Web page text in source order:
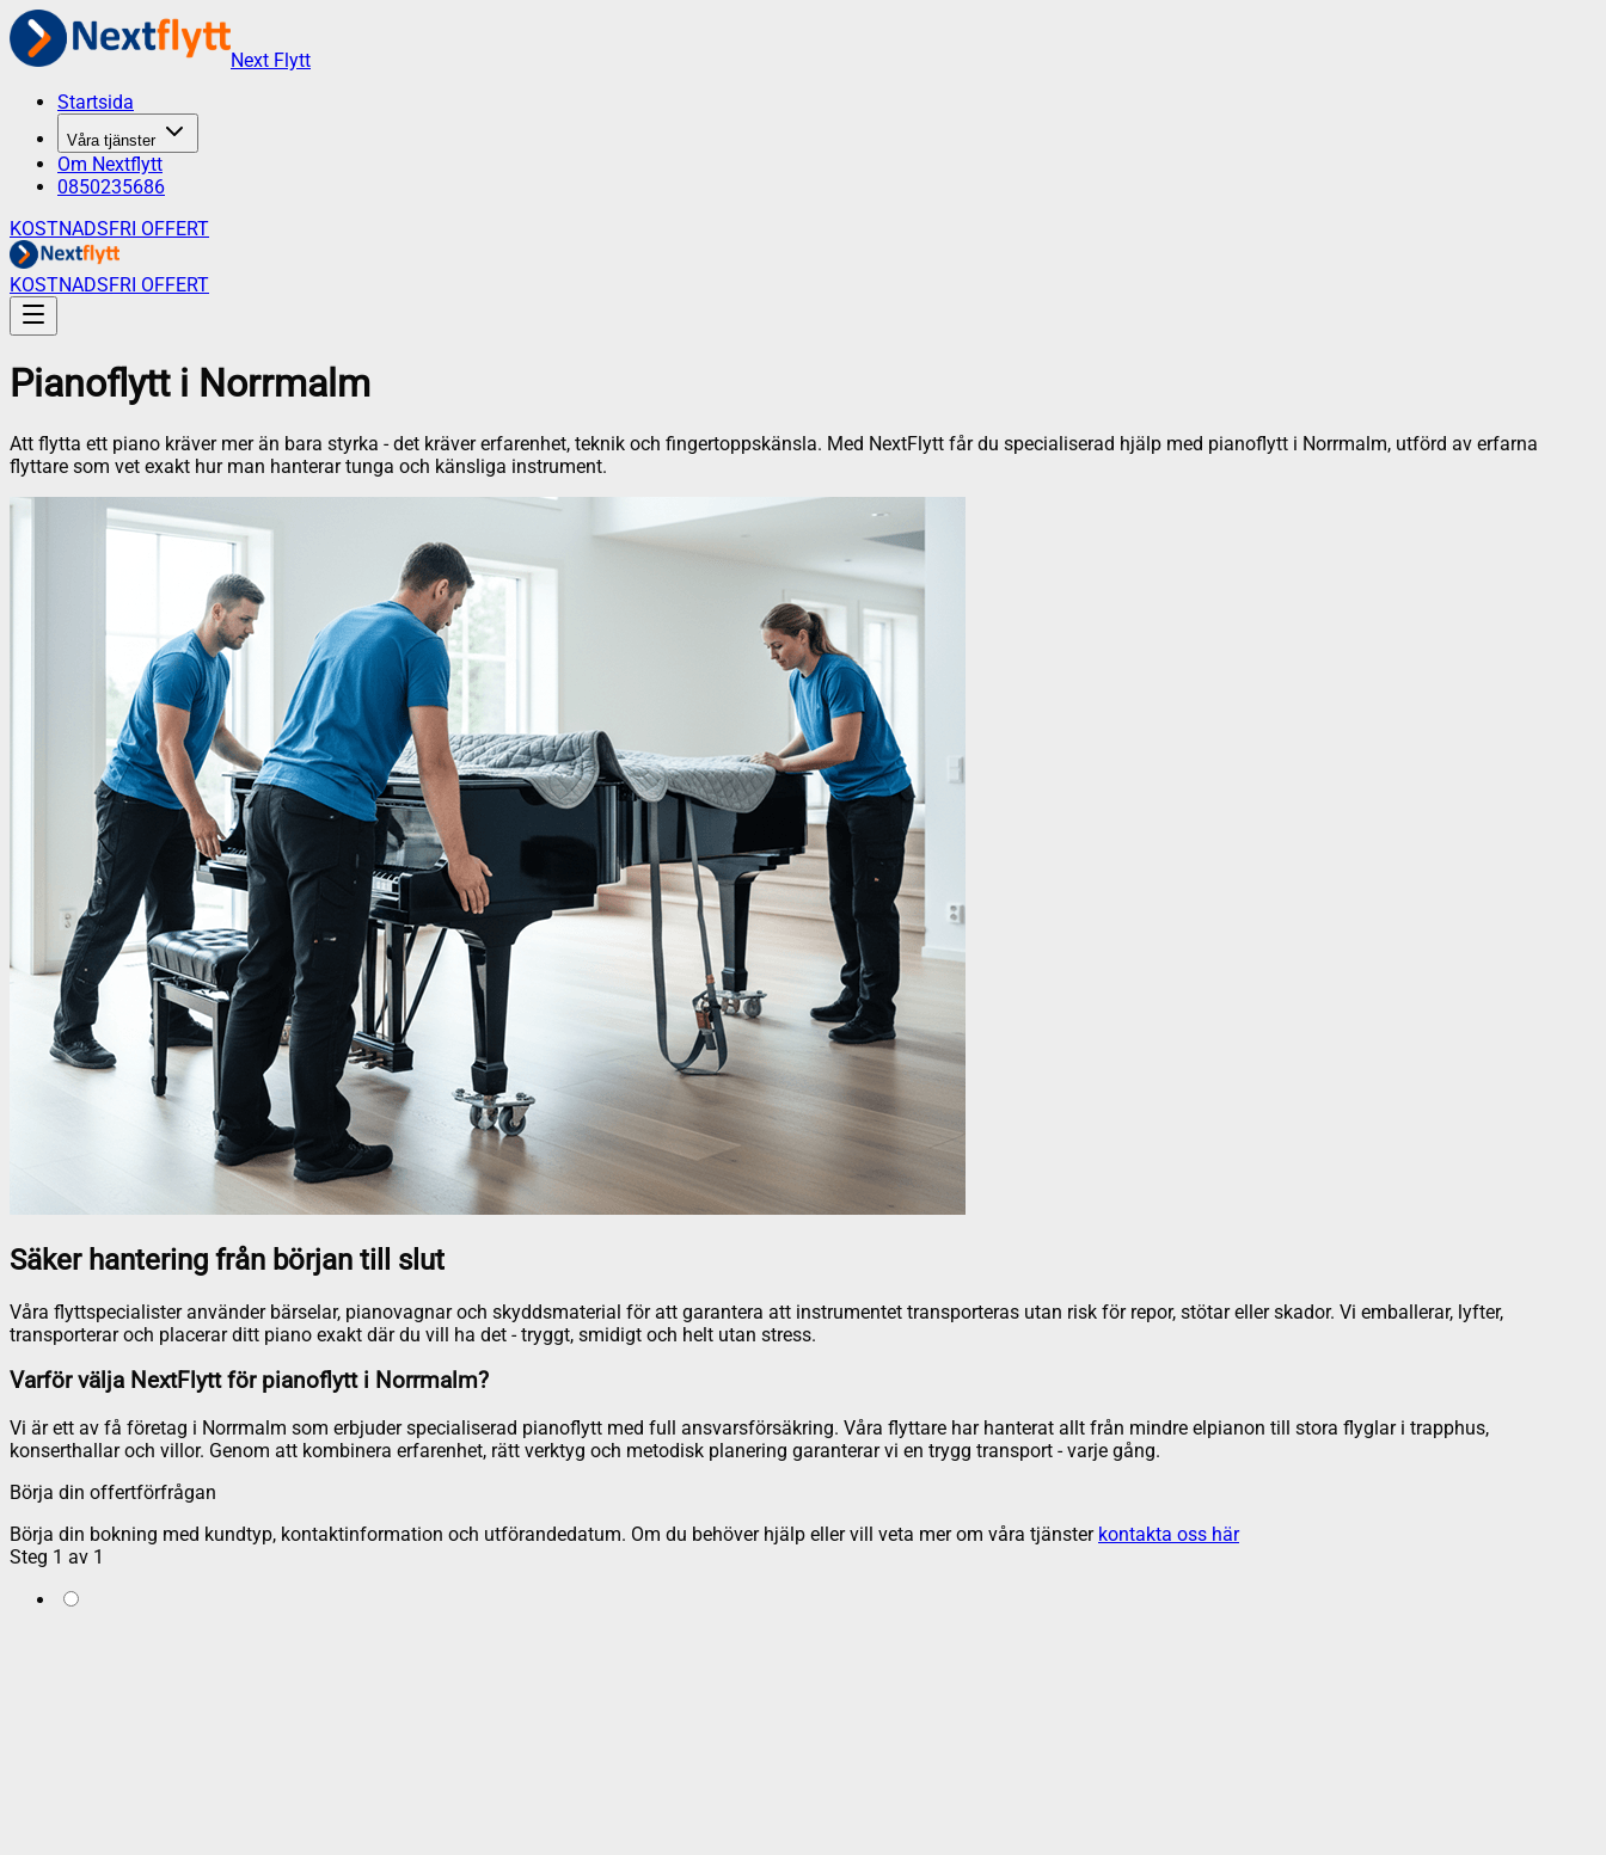
Next Flytt
Startsida
Våra tjänster
Om Nextflytt
0850235686
KOSTNADSFRI OFFERT
KOSTNADSFRI OFFERT
Pianoflytt i Norrmalm
Att flytta ett piano kräver mer än bara styrka - det kräver erfarenhet, teknik och fingertoppskänsla. Med NextFlytt får du specialiserad hjälp med pianoflytt i Norrmalm, utförd av erfarna
flyttare som vet exakt hur man hanterar tunga och känsliga instrument.
Säker hantering från början till slut
Våra flyttspecialister använder bärselar, pianovagnar och skyddsmaterial för att garantera att instrumentet transporteras utan risk för repor, stötar eller skador. Vi emballerar, lyfter,
transporterar och placerar ditt piano exakt där du vill ha det - tryggt, smidigt och helt utan stress.
Varför välja NextFlytt för pianoflytt i Norrmalm?
Vi är ett av få företag i Norrmalm som erbjuder specialiserad pianoflytt med full ansvarsförsäkring. Våra flyttare har hanterat allt från mindre elpianon till stora flyglar i trapphus,
konserthallar och villor. Genom att kombinera erfarenhet, rätt verktyg och metodisk planering garanterar vi en trygg transport - varje gång.
Börja din offertförfrågan
Börja din bokning med kundtyp, kontaktinformation och utförandedatum. Om du behöver hjälp eller vill veta mer om våra tjänster kontakta oss här
Steg 1 av 1